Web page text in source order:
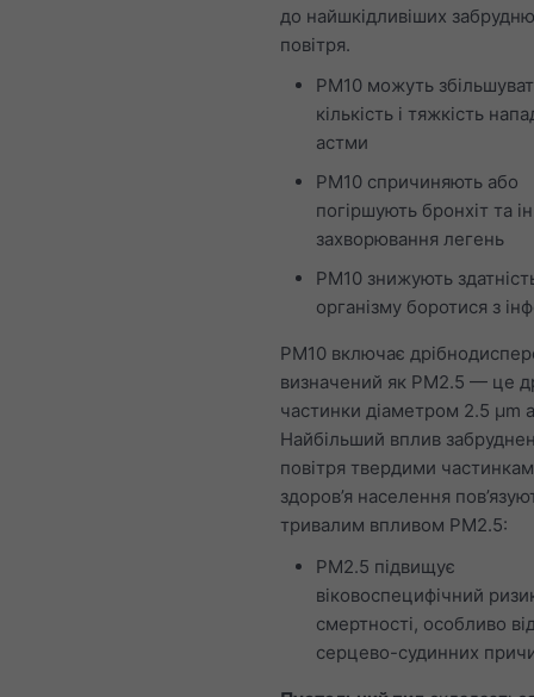
до найшкідливіших
повітря.
PM10 можуть
кількість і тяжкість
астми
PM10 спричиняють або
погіршують бронхіт та
захворювання легень
PM10 знижують
організму боротися з
PM10 включає
визначений як PM2.5 — це
частинки діаметром 2.5 μm
Найбільший вплив
повітря твердими
здоров’я населення
тривалим впливом PM2.5:
PM2.5 підвищує
віковоспецифічний
смертності, особливо
серцево-судинних